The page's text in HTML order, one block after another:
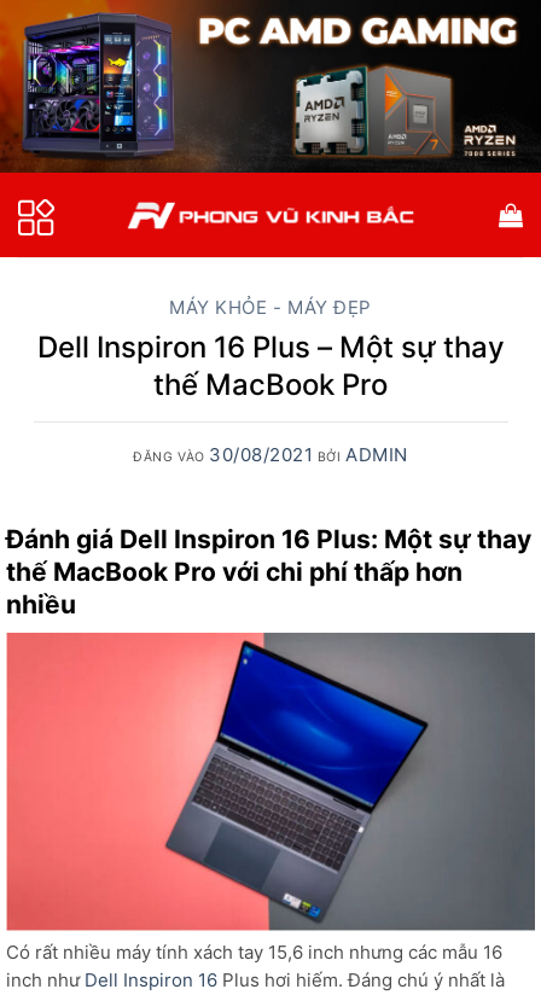
qua
nội
dung
MÁY KHỎE - MÁY ĐẸP
Dell Inspiron 16 Plus – Một sự thay
thế MacBook Pro
ĐĂNG VÀO 30/08/2021 BỞI ADMIN
Đánh giá Dell Inspiron 16 Plus: Một sự thay
thế MacBook Pro với chi phí thấp hơn
nhiều
Có rất nhiều máy tính xách tay 15,6 inch nhưng các mẫu 16
inch như Dell Inspiron 16 Plus hơi hiếm. Đáng chú ý nhất là